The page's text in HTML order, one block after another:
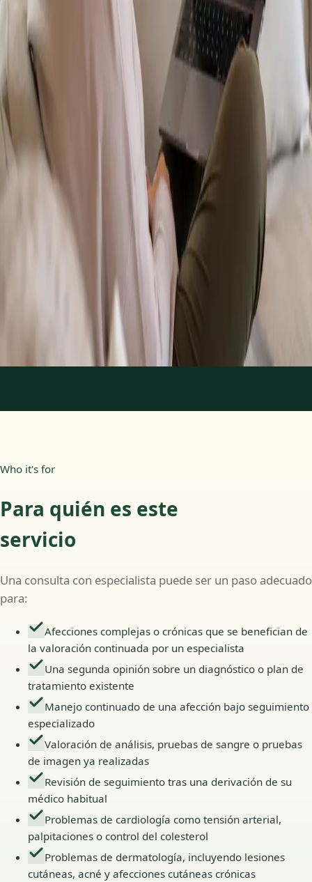
From
Duration
15 min
Más información Dermatología Especialista
Reservar cita
Specialist
Psicología Clínica
Psicología Clínica Reservar cita
Who it's for
Para quién es este
servicio
Una consulta con especialista puede ser un paso adecuado
para:
Afecciones complejas o crónicas que se benefician de
la valoración continuada por un especialista
Una segunda opinión sobre un diagnóstico o plan de
tratamiento existente
Manejo continuado de una afección bajo seguimiento
especializado
Valoración de análisis, pruebas de sangre o pruebas
de imagen ya realizadas
Revisión de seguimiento tras una derivación de su
médico habitual
Problemas de cardiología como tensión arterial,
palpitaciones o control del colesterol
Problemas de dermatología, incluyendo lesiones
cutáneas, acné y afecciones cutáneas crónicas